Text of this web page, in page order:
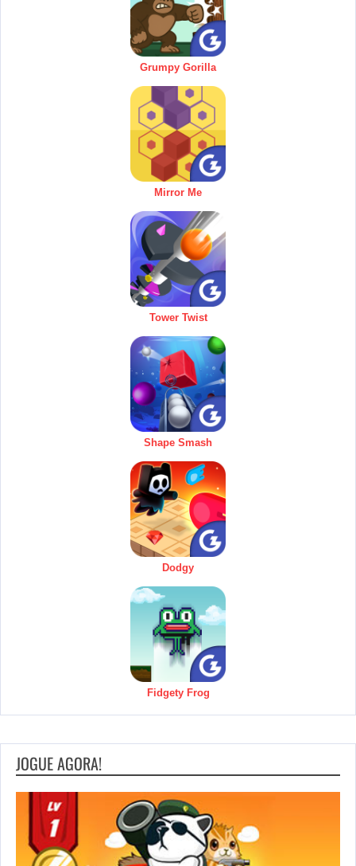
Grumpy Gorilla
Mirror Me
Tower Twist
Shape Smash
Dodgy
Fidgety Frog
JOGUE AGORA!